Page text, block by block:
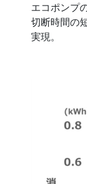
エコポンプ
切断時間の
実現。